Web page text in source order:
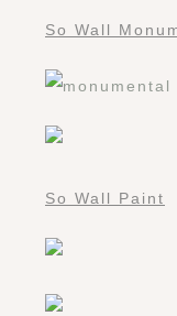
So Wall
So Wall Paint